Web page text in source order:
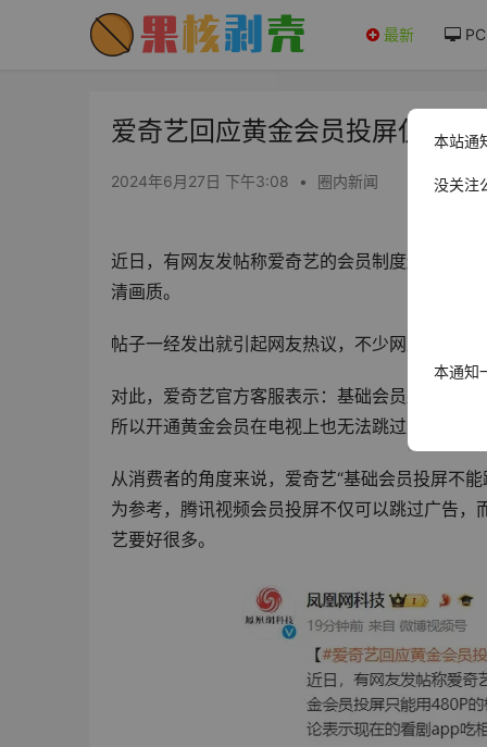
最新 PC
爱奇艺回应黄金会员投屏仅
2024年6月27日 下午3:08 • 圈内新闻
近日，有网友发帖称爱奇艺的会员制度越来越
清画质。
帖子一经发出就引起网友热议，不少网友评论
对此，爱奇艺官方客服表示：基础会员跟黄金
所以开通黄金会员在电视上也无法跳过广告。投
从消费者的角度来说，爱奇艺“基础会员投屏不
为参考，腾讯视频会员投屏不仅可以跳过广告
艺要好很多。
本站通
没关注
本通知